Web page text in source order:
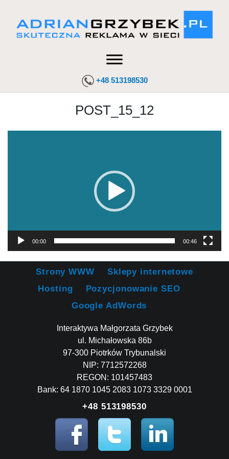
+48 513198530
POST_15_12
00:00 00:46
Strony WWW
Sklepy internetowe
Hosting
Pozycjonowanie SEO
Google AdWords
Interaktywa Małgorzata Grzybek
ul. Michałowska 86b
97-300 Piotrków Trybunalski
NIP: 7712572268
REGON: 101457483
Bank: 64 1870 1045 2083 1073 3329 0001
+48 513198530